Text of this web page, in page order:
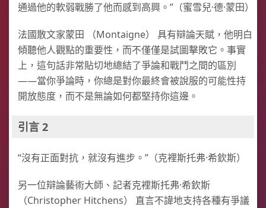
通過他的軟弱戰勝了他而感到高興。”（蜜雪兒·德·蒙田）
法國散文家蒙田 （Montaigne） 具有辯論天賦，他明白
傾聽他人觀點的重要性，而不僅僅是試圖擊敗它。事實
上，這句話非常貼切地總結了爭論和戰鬥之間的區別
——當你爭論時，你總是對你最終會被說服的可能性持
開放態度，而不是無論如何都堅持你這邊。
引言 2
“沒有正面對抗，就沒有進步。”（克裡斯托弗·希欽斯）
另一位辯論藝術大師、記者克裡斯托弗·希欽斯
（Christopher Hitchens） 直言不諱地支持各種有爭議